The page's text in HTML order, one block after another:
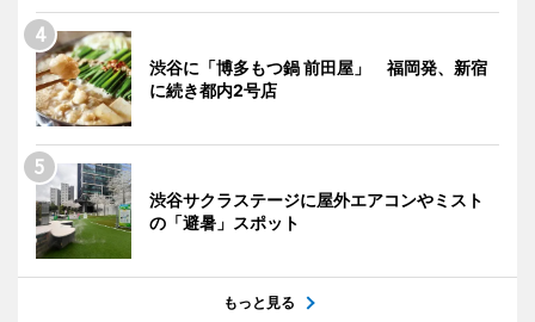
渋谷に「博多もつ鍋 前田屋」 福岡発、新宿
に続き都内2号店
渋谷サクラステージに屋外エアコンやミスト
の「避暑」スポット
もっと見る